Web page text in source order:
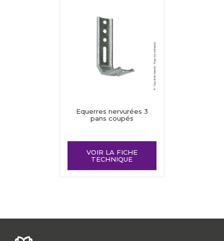
Equerres nervurées 3
pans coupés
VOIR LA FICHE
TECHNIQUE